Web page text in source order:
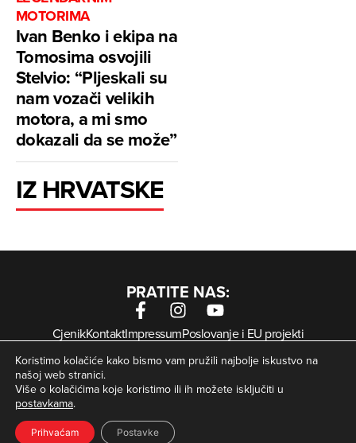
MOTORIMA
Ivan Benko i ekipa na
Tomosima osvojili
Stelvio: “Pljeskali su
nam vozači velikih
motora, a mi smo
dokazali da se može”
IZ HRVATSKE
PRATITE NAS:
CjenikKontaktImpressumPoslovanje i EU projekti
Arhiva digitalnih novina
Uvjeti korištenjaZaštita privatnosti
Kolačići
© Zagorje International – Sva prava pridržana | Developed
bykrMedia
Koristimo kolačiće kako bismo vam pružili najbolje iskustvo na
našoj web stranici.
Više o kolačićima koje koristimo ili ih možete isključiti u
postavkama.
Prihvaćam Postavke